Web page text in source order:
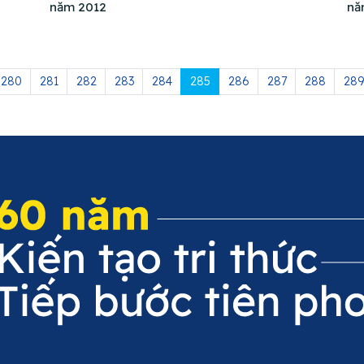
năm 2012
280 281 282 283 284 285 286 287 288 289